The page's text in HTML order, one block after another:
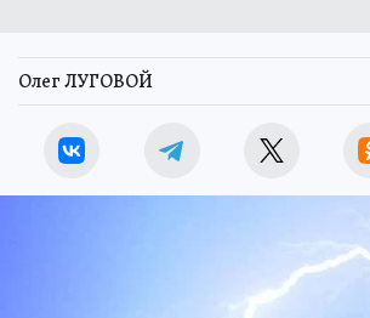
Олег ЛУГОВОЙ